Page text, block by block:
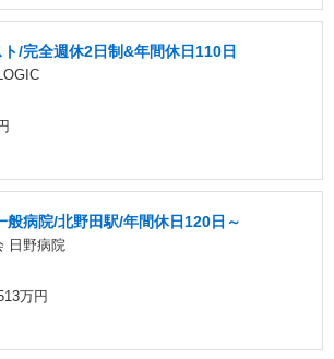
/完全週休2日制&年間休日110日
般病院/北野田駅/年間休日120日～
日野病院
万円